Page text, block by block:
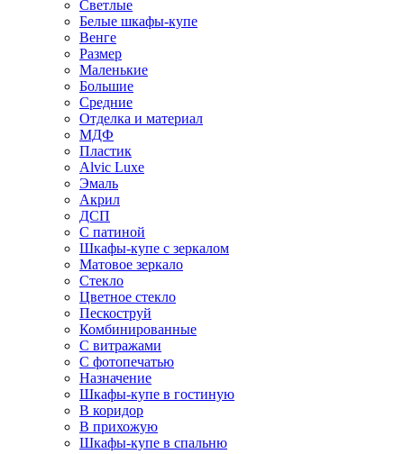
Светлые
Белые шкафы-купе
Венге
Размер
Маленькие
Большие
Средние
Отделка и материал
МДФ
Пластик
Alvic Luxe
Эмаль
Акрил
ДСП
С патиной
Шкафы-купе с зеркалом
Матовое зеркало
Стекло
Цветное стекло
Пескоструй
Комбинированные
С витражами
С фотопечатью
Назначение
Шкафы-купе в гостиную
В коридор
В прихожую
Шкафы-купе в спальню